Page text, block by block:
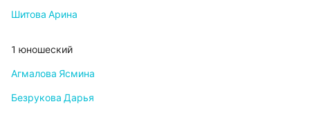
Шитова Арина
1 юношеский
Агмалова Ясмина
Безрукова Дарья